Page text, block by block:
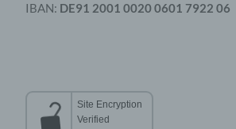
IBAN: DE91 2001 0020 0601 7922 06